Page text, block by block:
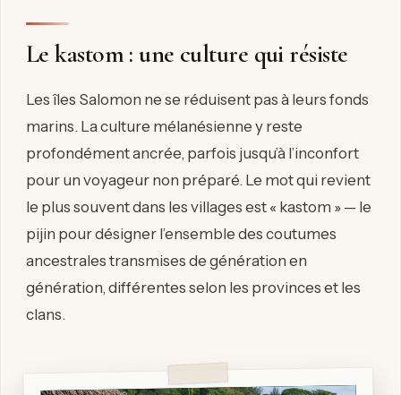
Le kastom : une culture qui résiste
Les îles Salomon ne se réduisent pas à leurs fonds
marins. La culture mélanésienne y reste
profondément ancrée, parfois jusqu’à l’inconfort
pour un voyageur non préparé. Le mot qui revient
le plus souvent dans les villages est « kastom » — le
pijin pour désigner l’ensemble des coutumes
ancestrales transmises de génération en
génération, différentes selon les provinces et les
clans.